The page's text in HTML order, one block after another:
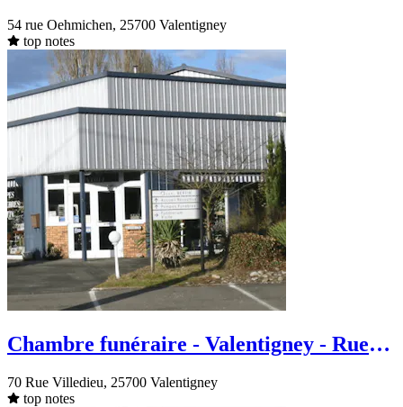
54 rue Oehmichen, 25700 Valentigney
top notes
Chambre funéraire - Valentigney - Rue
70 Rue Villedieu, 25700 Valentigney
top notes